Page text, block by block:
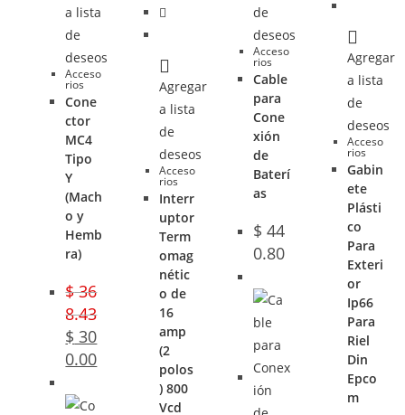
a lista
de
deseos
Acceso
rios
Cone
ctor
MC4
Tipo
Y
(Mach
o y
Hemb
ra)
$36
8.43
$ 30
0.00
Agregar
a lista
de
deseos
Acceso
rios
Interr
uptor
Term
omag
nétic
o de
16
amp
(2
polos
) 800
Vcd
de
deseos
Acceso
rios
Cable
para
Cone
xión
de
Baterí
as
$ 44
0.80
Agregar
a lista
de
deseos
Acceso
rios
Gabin
ete
Plásti
co
Para
Exteri
or
Ip66
Para
Riel
Din
Epco
m